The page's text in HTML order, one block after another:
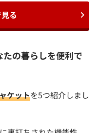
る
の暮らしを便利で
ケットを5つ紹介しまし